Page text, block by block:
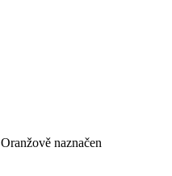
naznačen